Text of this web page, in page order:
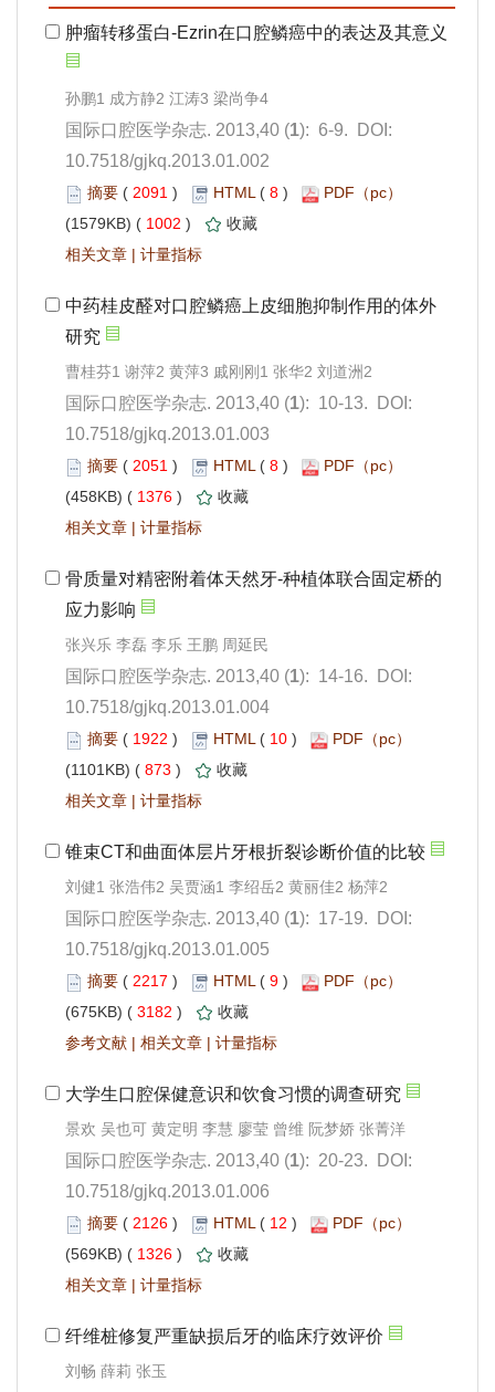
): 6-9. DOI:
10.7518/gjkq.2013.01.002
2091 ) 8 )
1002 )
|
): 10-13. DOI:
10.7518/gjkq.2013.01.003
2051 ) 8 )
1376 )
|
): 14-16. DOI:
10.7518/gjkq.2013.01.004
1922 ) 10 )
873 )
|
): 17-19. DOI:
10.7518/gjkq.2013.01.005
2217 ) 9 )
3182 )
|
|
): 20-23. DOI:
10.7518/gjkq.2013.01.006
2126 ) 12 )
1326 )
|